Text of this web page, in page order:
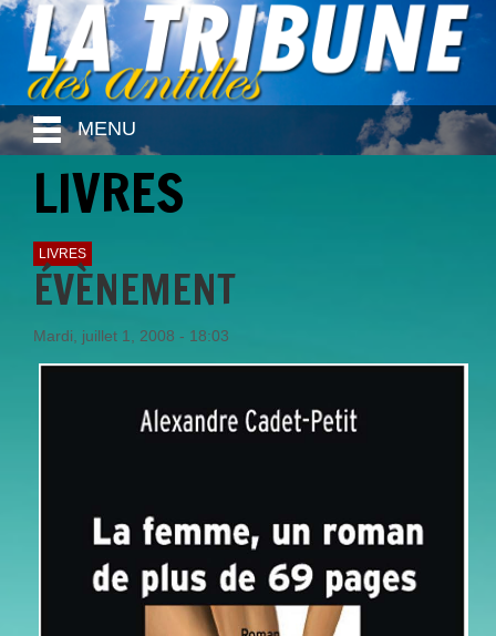
MENU
LIVRES
LIVRES
ÉVÈNEMENT
Mardi, juillet 1, 2008 - 18:03